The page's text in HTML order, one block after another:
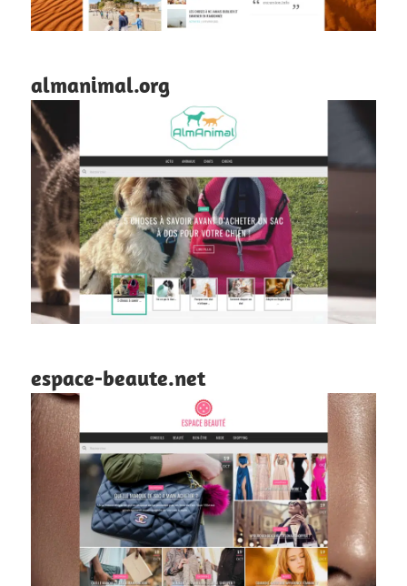
almanimal.org
espace-beaute.net